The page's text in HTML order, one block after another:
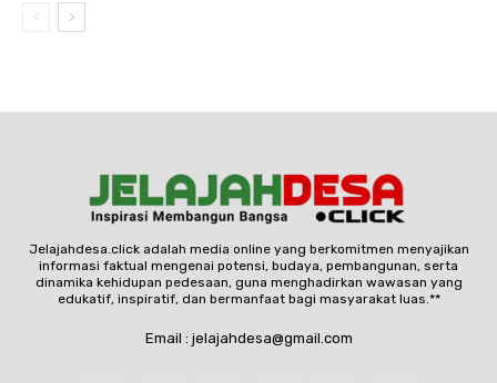
Jelajahdesa.click adalah media online yang berkomitmen menyajikan
informasi faktual mengenai potensi, budaya, pembangunan, serta
dinamika kehidupan pedesaan, guna menghadirkan wawasan yang
edukatif, inspiratif, dan bermanfaat bagi masyarakat luas.**
Email : jelajahdesa@gmail.com